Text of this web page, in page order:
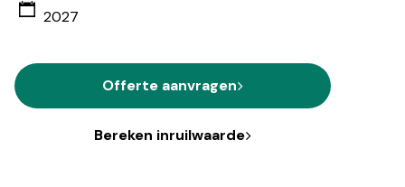
2027
Offerte aanvragen
Bereken inruilwaarde